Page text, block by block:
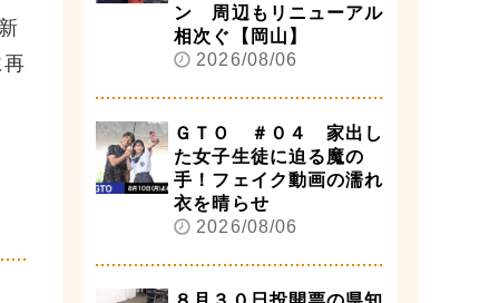
ン 周辺もリニューアル
相次ぐ【岡山】
2026/08/06
ＧＴＯ ＃０４ 家出し
た女子生徒に迫る魔の
手！フェイク動画の濡れ
衣を晴らせ
2026/08/06